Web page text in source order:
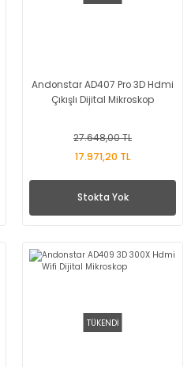
Andonstar AD407 Pro 3D Hdmi
Çıkışlı Dijital Mikroskop
27.648,00 TL
17.971,20 TL
Stokta Yok
TÜKENDİ